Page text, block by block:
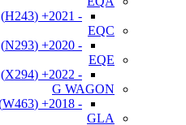
- 2021+ (H243)
EQC
- 2020+ (N293)
EQE
- 2022+ (X294)
G WAGON
- 2018+ (W463)
GLA